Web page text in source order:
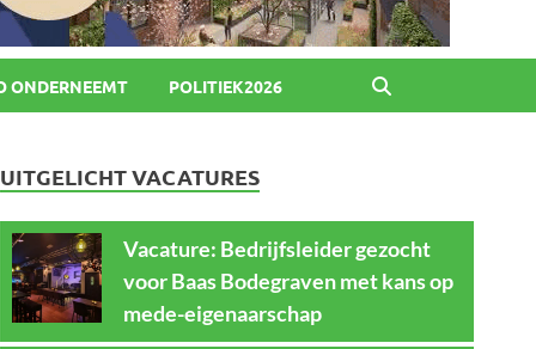
ONDERNEEMT POLITIEK2026
UITGELICHT VACATURES
Vacature: Bedrijfsleider gezocht
voor Baas Bodegraven met kans op
mede-eigenaarschap